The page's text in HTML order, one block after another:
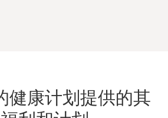
健康计划提供的其